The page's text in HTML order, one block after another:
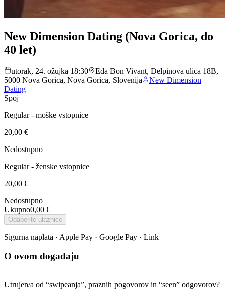
New Dimension Dating (Nova Gorica, do
40 let)
utorak, 24. ožujka 18:30
Eda Bon Vivant, Delpinova ulica 18B,
5000 Nova Gorica, Nova Gorica, Slovenija
New Dimension
Dating
Spoj
Regular - moške vstopnice
20,00 €
Nedostupno
Regular - ženske vstopnice
20,00 €
Nedostupno
Ukupno0,00 €
Odaberite ulaznice
Sigurna naplata · Apple Pay · Google Pay · Link
O ovom događaju
Utrujen/a od “swipeanja”, praznih pogovorov in “seen” odgovorov?